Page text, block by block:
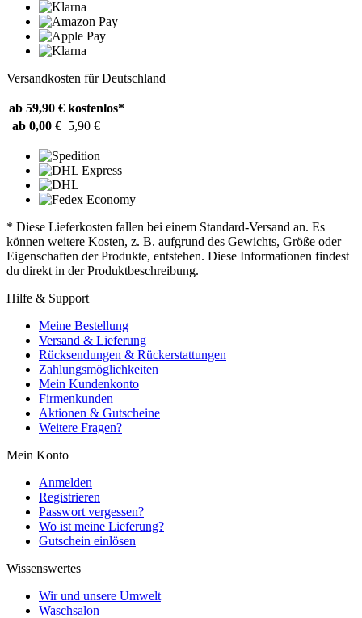
Versandkosten für Deutschland
ab 59,90 € kostenlos*
ab 0,00 € 5,90 €
* Diese Lieferkosten fallen bei einem Standard-Versand an. Es
können weitere Kosten, z. B. aufgrund des Gewichts, Größe oder
Eigenschaften der Produkte, entstehen. Diese Informationen findest
du direkt in der Produktbeschreibung.
Hilfe & Support
Meine Bestellung
Versand & Lieferung
Rücksendungen & Rückerstattungen
Zahlungsmöglichkeiten
Mein Kundenkonto
Firmenkunden
Aktionen & Gutscheine
Weitere Fragen?
Mein Konto
Anmelden
Registrieren
Passwort vergessen?
Wo ist meine Lieferung?
Gutschein einlösen
Wissenswertes
Wir und unsere Umwelt
Waschsalon